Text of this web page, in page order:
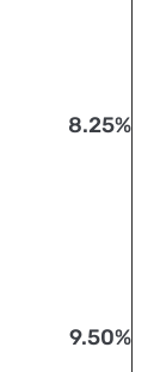
8.25%
9.50%